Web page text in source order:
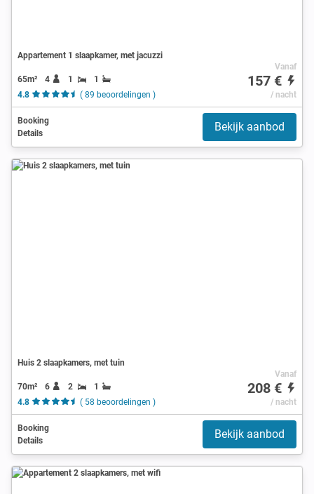
Appartement 1 slaapkamer, met jacuzzi
65m² 4 1
1
4.8
( 89 beoordelingen )
Vanaf
157 €
/ nacht
Booking
Details
Bekijk aanbod
Huis 2 slaapkamers, met tuin
70m² 6 2
1
4.8
( 58 beoordelingen )
Vanaf
208 €
/ nacht
Booking
Details
Bekijk aanbod